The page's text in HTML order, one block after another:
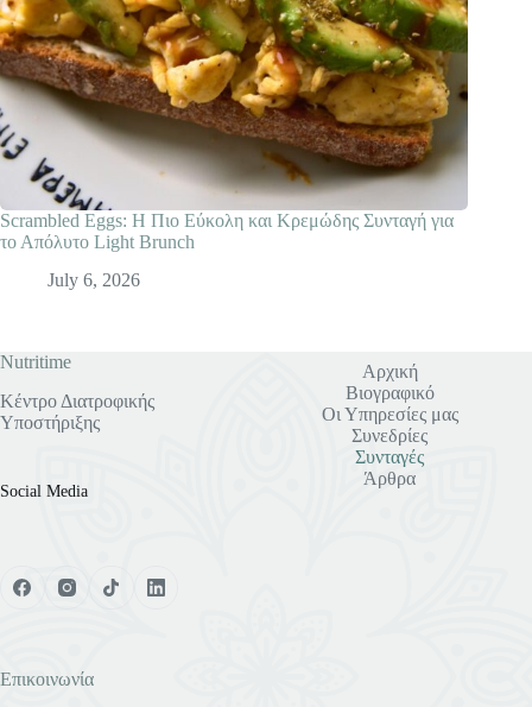
Scrambled Eggs: Η Πιο Εύκολη και Κρεμώδης Συνταγή για
το Απόλυτο Light Brunch
July 6, 2026
Nutritime
Κέντρο Διατροφικής
Υποστήριξης
Social Media
Αρχική
Βιογραφικό
Οι Υπηρεσίες μας
Συνεδρίες
Συνταγές
Άρθρα
Επικοινωνία